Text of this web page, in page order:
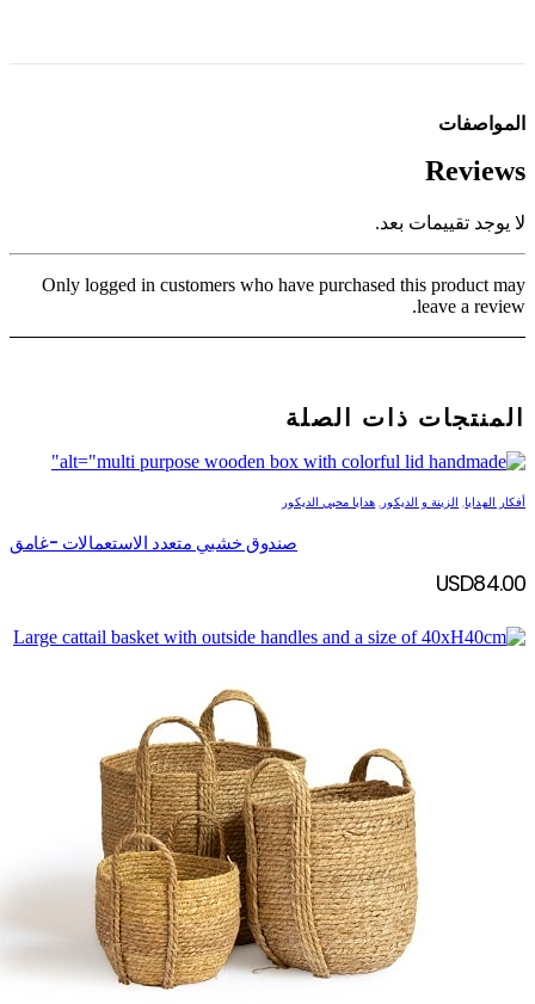
المواصفات
Reviews
لا يوجد تقييمات بعد.
Only logged in customers who have purchased this product may
leave a review.
المنتجات ذات الصلة
أفكار الهدايا, الزينة و الديكور, هدايا محبي الديكور
صندوق خشبي متعدد الاستعمالات -غامق
USD84.00